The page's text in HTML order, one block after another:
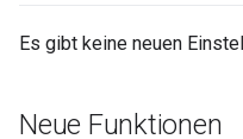
Es gibt keine neuen
Neue Funktionen